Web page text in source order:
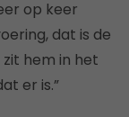
op keer
dat is de
hem in het
er is.”